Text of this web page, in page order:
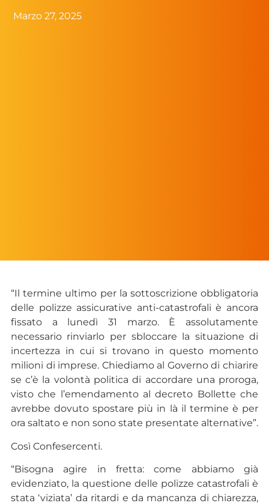
Marzo 27, 2025
“Il termine ultimo per la sottoscrizione obbligatoria
delle polizze assicurative anti-catastrofali è ancora
fissato a lunedì 31 marzo. È assolutamente
necessario rinviarlo per sbloccare la situazione di
incertezza in cui si trovano in questo momento
milioni di imprese. Chiediamo al Governo di chiarire
se c’è la volontà politica di accordare una proroga,
visto che l’emendamento al decreto Bollette che
avrebbe dovuto spostare più in là il termine è per
ora saltato e non sono state presentate alternative”.
Così Confesercenti.
“Bisogna agire in fretta: come abbiamo già
evidenziato, la questione delle polizze catastrofali è
stata ‘viziata’ da ritardi e da mancanza di chiarezza,